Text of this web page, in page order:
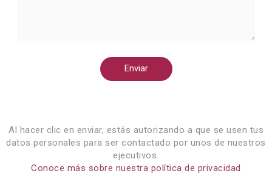
Enviar
Al hacer clic en enviar, estás autorizando a que se usen tus
datos personales para ser contactado por unos de nuestros
ejecutivos.
Conoce más sobre nuestra política de privacidad